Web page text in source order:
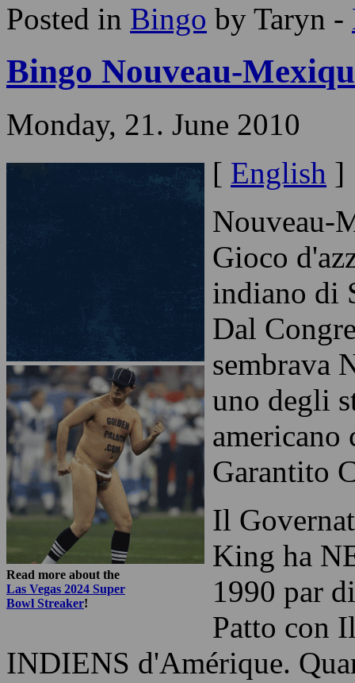
Posted in Bingo by Taryn -
Bingo Nouveau-
Monday, 21. June 2010
Read more about the
Las Vegas 2024 Super
Bowl Streaker!
[ English ]
Nouveau-
Gioco
indiano di
Dal
sembrava
uno degli
Garantito
Il
King ha
1990 par
Patto con
INDIENS d'Amérique.